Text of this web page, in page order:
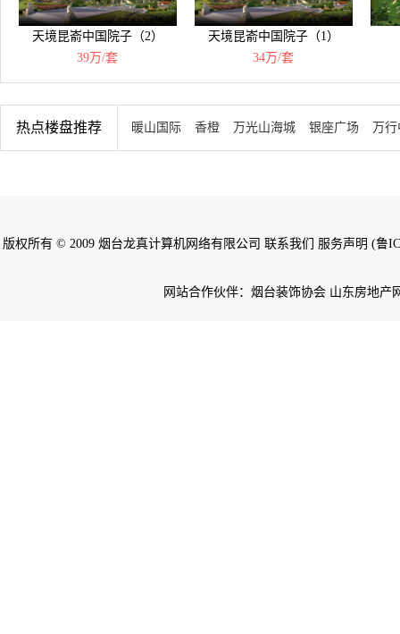
天境昆嵛中国院子（2）
39万/套
天境昆嵛中国院子（1）
34万/套
热点楼盘推荐 暖山国际 香橙 万光山海城 银座广场 万
版权所有 © 2009 烟台龙真计算机网络有限公司 联系我们 服务声明 (鲁
网站合作伙伴：烟台装饰协会 山东房地